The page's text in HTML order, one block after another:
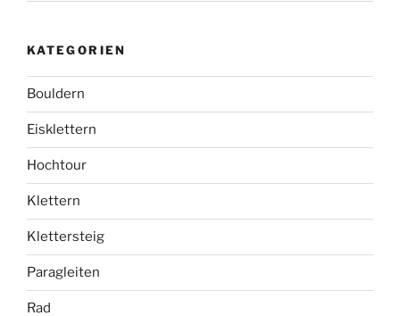
KATEGORIEN
Bouldern
Eisklettern
Hochtour
Klettern
Klettersteig
Paragleiten
Rad